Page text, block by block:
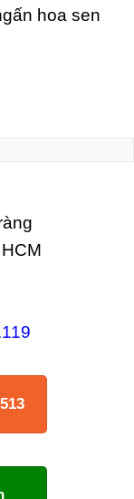
hoa sen